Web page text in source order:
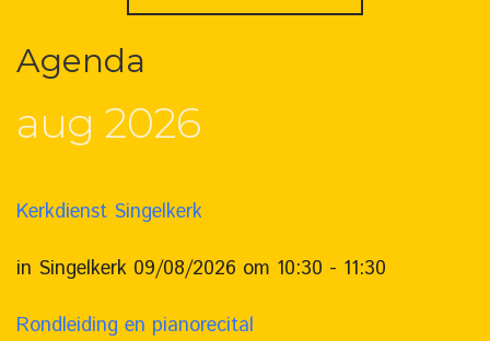
Agenda
aug 2026
Kerkdienst Singelkerk
in Singelkerk 09/08/2026 om 10:30 - 11:30
Rondleiding en pianorecital